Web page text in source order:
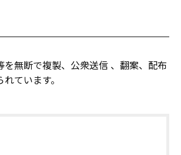
を無断で複製、公衆送信 、翻案、配布
ています。